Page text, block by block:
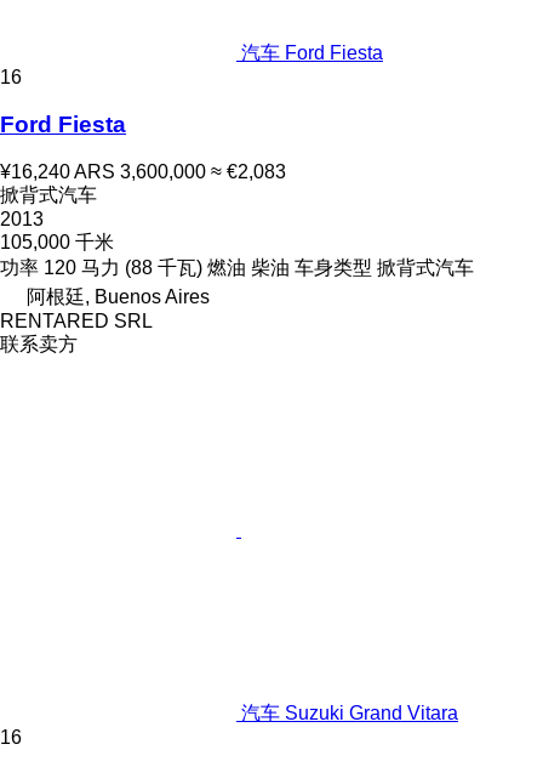
汽车 Ford Fiesta
16
Ford Fiesta
¥16,240ARS 3,600,000 ≈ €2,083
掀背式汽车
2013
105,000 千米
功率 120 马力 (88 千瓦) 燃油 柴油 车身类型 掀背式汽车
阿根廷, Buenos Aires
RENTARED SRL
联系卖方
汽车 Suzuki Grand Vitara
16